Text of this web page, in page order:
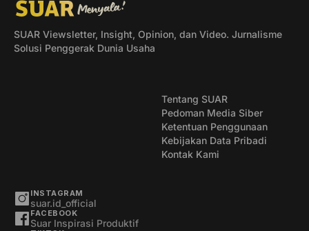
SUAR Viewsletter, Insight, Opinion, dan Video. Jurnalisme
Solusi Penggerak Dunia Usaha
Tentang SUAR
Pedoman Media Siber
Ketentuan Penggunaan
Kebijakan Data Pribadi
Kontak Kami
INSTAGRAM
suar.id_official
FACEBOOK
Suar Inspirasi Produktif